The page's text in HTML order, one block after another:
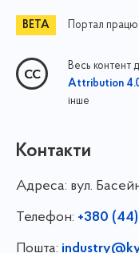
Портал
Весь контент
Attribution
інше
Контакти
Адреса: вул.
Телефон: +380
Пошта: